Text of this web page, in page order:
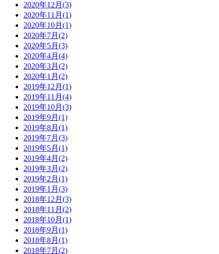
2020年12月(3)
2020年11月(1)
2020年10月(1)
2020年7月(2)
2020年5月(3)
2020年4月(4)
2020年3月(2)
2020年1月(2)
2019年12月(1)
2019年11月(4)
2019年10月(3)
2019年9月(1)
2019年8月(1)
2019年7月(3)
2019年5月(1)
2019年4月(2)
2019年3月(2)
2019年2月(1)
2019年1月(3)
2018年12月(3)
2018年11月(2)
2018年10月(1)
2018年9月(1)
2018年8月(1)
2018年7月(2)